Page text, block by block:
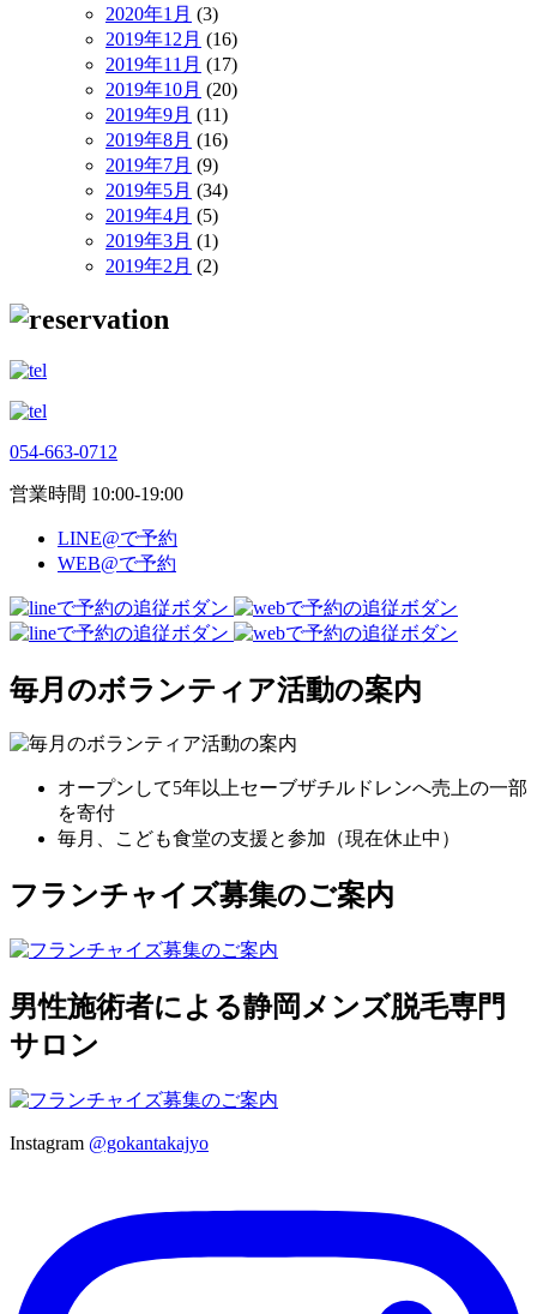
2020年1月 (3)
2019年12月 (16)
2019年11月 (17)
2019年10月 (20)
2019年9月 (11)
2019年8月 (16)
2019年7月 (9)
2019年5月 (34)
2019年4月 (5)
2019年3月 (1)
2019年2月 (2)
054-663-0712
営業時間 10:00-19:00
LINE@で予約
WEB@で予約
毎月のボランティア活動の案内
オープンして5年以上セーブザチルドレンへ売上の一部
を寄付
毎月、こども食堂の支援と参加（現在休止中）
フランチャイズ募集のご案内
男性施術者による静岡メンズ脱毛専門
サロン
Instagram @gokantakajyo